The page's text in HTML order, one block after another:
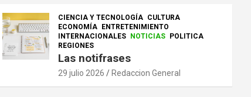
CIENCIA Y TECNOLOGÍA CULTURA
ECONOMÍA
ENTRETENIMIENTO
INTERNACIONALES
NOTICIAS
POLITICA
REGIONES
Las notifrases
29 julio 2026 Redaccion General